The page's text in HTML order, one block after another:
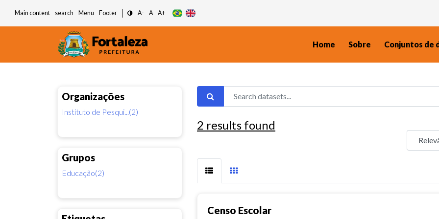
Main content search Menu Footer A- A A+
Home Sobre Conjuntos de
Organizações
Instituto de Pesqui...(2)
Grupos
Educação(2)
2 results found
Censo Escolar